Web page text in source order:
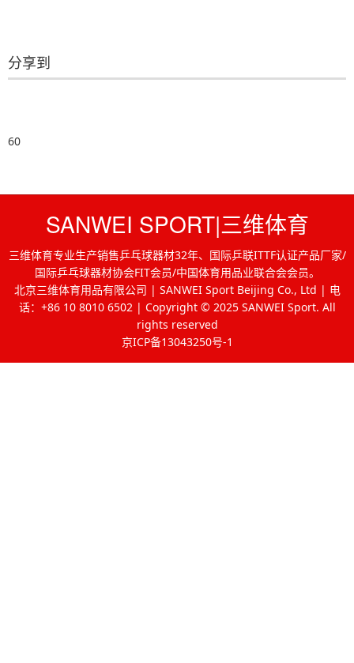
分享到
60
SANWEI SPORT|三维体育
三维体育专业生产销售乒乓球器材32年、国际乒联ITTF认证产品厂家/
国际乒乓球器材协会FIT会员/中国体育用品业联合会会员。
北京三维体育用品有限公司 | SANWEI Sport Beijing Co., Ltd | 电
话：+86 10 8010 6502 | Copyright © 2025 SANWEI Sport. All
rights reserved
京ICP备13043250号-1